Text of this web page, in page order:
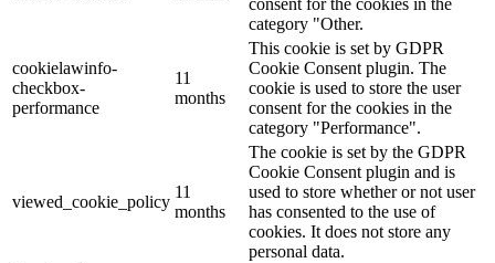
consent for the cookies in the
category "Other.
cookielawinfo-
checkbox-
performance
11
months
This cookie is set by GDPR
Cookie Consent plugin. The
cookie is used to store the user
consent for the cookies in the
category "Performance".
viewed_cookie_policy
11
months
The cookie is set by the GDPR
Cookie Consent plugin and is
used to store whether or not user
has consented to the use of
cookies. It does not store any
personal data.